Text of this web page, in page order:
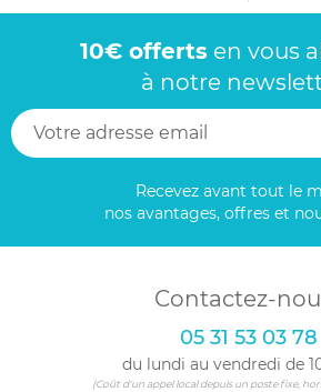
10€ offerts en vous
à notre
Recevez avant tout le
nos avantages, offres et
Contactez-
05 31 53 03 78
du lundi au vendredi de
(Coût d'un appel local depuis un poste fixe,